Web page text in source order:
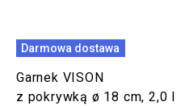
Darmowa dostawa
Garnek VISON
z pokrywką ø 18 cm, 2,0 l